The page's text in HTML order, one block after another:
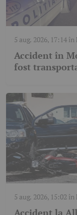
5 aug. 2026, 17:14în
Accident în
fost
5 aug. 2026, 15:02 în
Accident la